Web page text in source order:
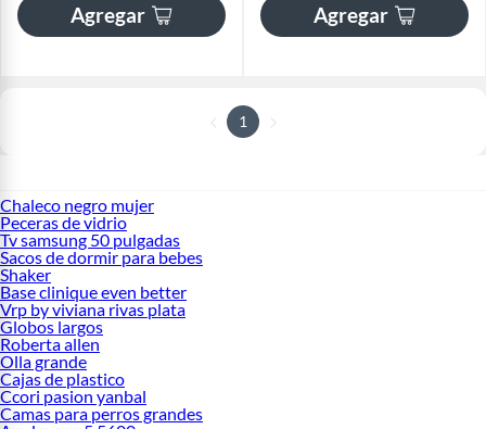
Agregar Agregar
1
Chaleco negro mujer
Peceras de vidrio
Tv samsung 50 pulgadas
Sacos de dormir para bebes
Shaker
Base clinique even better
Vrp by viviana rivas plata
Globos largos
Roberta allen
Olla grande
Cajas de plastico
Ccori pasion yanbal
Camas para perros grandes